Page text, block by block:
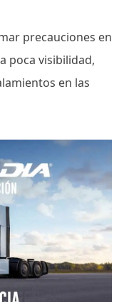
precauciones en
poca visibilidad,
en las